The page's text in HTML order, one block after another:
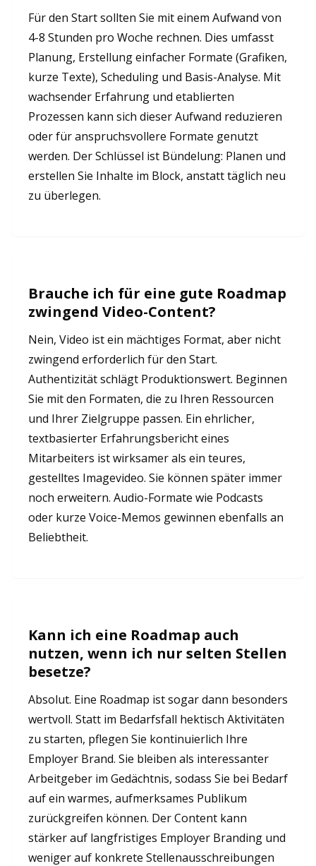
Für den Start sollten Sie mit einem Aufwand von
4-8 Stunden pro Woche rechnen. Dies umfasst
Planung, Erstellung einfacher Formate (Grafiken,
kurze Texte), Scheduling und Basis-Analyse. Mit
wachsender Erfahrung und etablierten
Prozessen kann sich dieser Aufwand reduzieren
oder für anspruchsvollere Formate genutzt
werden. Der Schlüssel ist Bündelung: Planen und
erstellen Sie Inhalte im Block, anstatt täglich neu
zu überlegen.
Brauche ich für eine gute Roadmap
zwingend Video-Content?
Nein, Video ist ein mächtiges Format, aber nicht
zwingend erforderlich für den Start.
Authentizität schlägt Produktionswert. Beginnen
Sie mit den Formaten, die zu Ihren Ressourcen
und Ihrer Zielgruppe passen. Ein ehrlicher,
textbasierter Erfahrungsbericht eines
Mitarbeiters ist wirksamer als ein teures,
gestelltes Imagevideo. Sie können später immer
noch erweitern. Audio-Formate wie Podcasts
oder kurze Voice-Memos gewinnen ebenfalls an
Beliebtheit.
Kann ich eine Roadmap auch
nutzen, wenn ich nur selten Stellen
besetze?
Absolut. Eine Roadmap ist sogar dann besonders
wertvoll. Statt im Bedarfsfall hektisch Aktivitäten
zu starten, pflegen Sie kontinuierlich Ihre
Employer Brand. Sie bleiben als interessanter
Arbeitgeber im Gedächtnis, sodass Sie bei Bedarf
auf ein warmes, aufmerksames Publikum
zurückgreifen können. Der Content kann
stärker auf langfristiges Employer Branding und
weniger auf konkrete Stellenausschreibungen